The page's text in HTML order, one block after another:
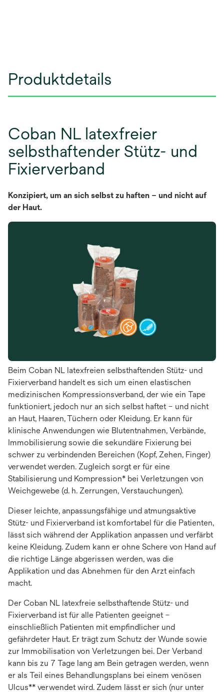
Produktdetails
Coban NL latexfreier
selbsthaftender Stütz- und
Fixierverband
Konzipiert, um an sich selbst zu haften – und nicht auf
der Haut.
Beim Coban NL latexfreien selbsthaftenden Stütz- und
Fixierverband handelt es sich um einen elastischen
medizinischen Kompressionsverband, der wie ein Tape
funktioniert, jedoch nur an sich selbst haftet – und nicht
an Haut, Haaren, Tüchern oder Kleidung. Er kann für
klinische Anwendungen wie Blutentnahmen, Verbände,
Immobilisierung sowie die sekundäre Fixierung bei
schwer zu verbindenden Bereichen (Kopf, Zehen, Finger)
verwendet werden. Zugleich sorgt er für eine
Stabilisierung und Kompression* bei Verletzungen von
Weichgewebe (d. h. Zerrungen, Verstauchungen).
Dieser leichte, anpassungsfähige und atmungsaktive
Stütz- und Fixierverband ist komfortabel für die Patienten,
lässt sich während der Applikation anpassen und verfärbt
keine Kleidung. Zudem kann er ohne Schere von Hand auf
die richtige Länge abgerissen werden, was die
Applikation und das Abnehmen für den Arzt einfach
macht.
Der Coban NL latexfreie selbsthaftende Stütz- und
Fixierverband ist für alle Patienten geeignet –
einschließlich Patienten mit empfindlicher und
gefährdeter Haut. Er trägt zum Schutz der Wunde sowie
zur Immobilisation von Verletzungen bei. Der Verband
kann bis zu 7 Tage lang am Bein getragen werden, wenn
er als Teil eines Behandlungsplans bei einem venösen
Ulcus** verwendet wird. Zudem lässt er sich (nur unter